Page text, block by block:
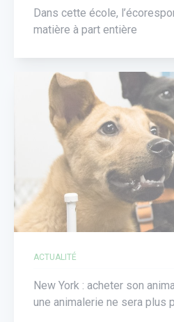
Dans cette école,
matière à part entière
ACTUALITÉ
New York : acheter son
une animalerie ne sera plus